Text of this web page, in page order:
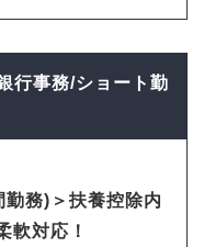
行事務/ショート勤
勤務)＞扶養控除内
軟対応！